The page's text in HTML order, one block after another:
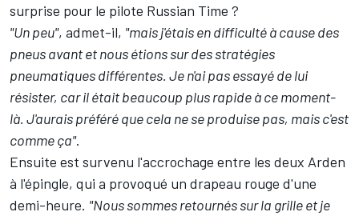
surprise pour le pilote Russian Time ?
"Un peu", admet-il, "mais j'étais en difficulté à cause des
pneus avant et nous étions sur des stratégies
pneumatiques différentes. Je n'ai pas essayé de lui
résister, car il était beaucoup plus rapide à ce moment-
là. J'aurais préféré que cela ne se produise pas, mais c'est
comme ça".
Ensuite est survenu l'accrochage entre les deux Arden
à l'épingle, qui a provoqué un drapeau rouge d'une
demi-heure. "Nous sommes retournés sur la grille et je